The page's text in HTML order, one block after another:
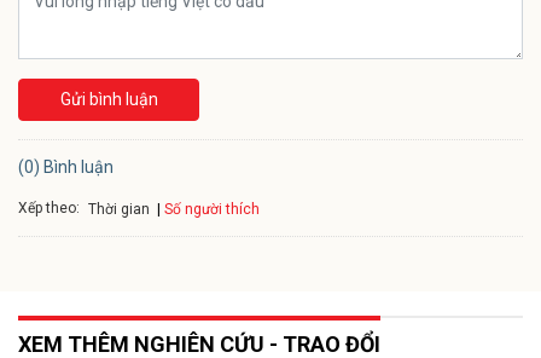
Gửi bình luận
(0) Bình luận
Xếp theo: Thời gian Số người thích
XEM THÊM NGHIÊN CỨU - TRAO ĐỔI